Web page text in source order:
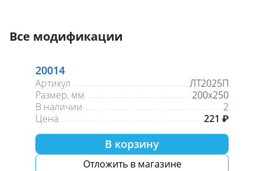
Все модификации
20014
Артикул
ЛТ2025П
Размер, мм
200x250
В наличии
2
Цена
221 ₽
В корзину
Отложить в магазине